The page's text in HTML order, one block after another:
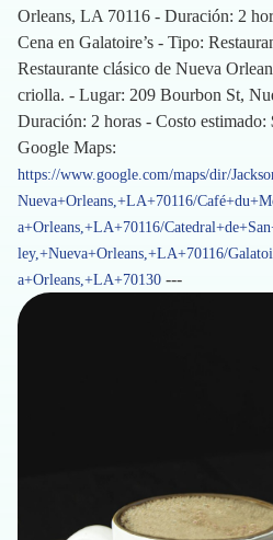
Orleans, LA 70116 - Duración: 2
Cena en Galatoire’s - Tipo:
Restaurante clásico de Nueva
criolla. - Lugar: 209 Bourbon St,
Duración: 2 horas - Costo
Google Maps:
https://www.google.com/maps/dir/
Nueva+Orleans,+LA+70116/
a+Orleans,+LA+70116/
ley,+Nueva+Orleans,+LA+70116/
a+Orleans,+LA+70130 ---